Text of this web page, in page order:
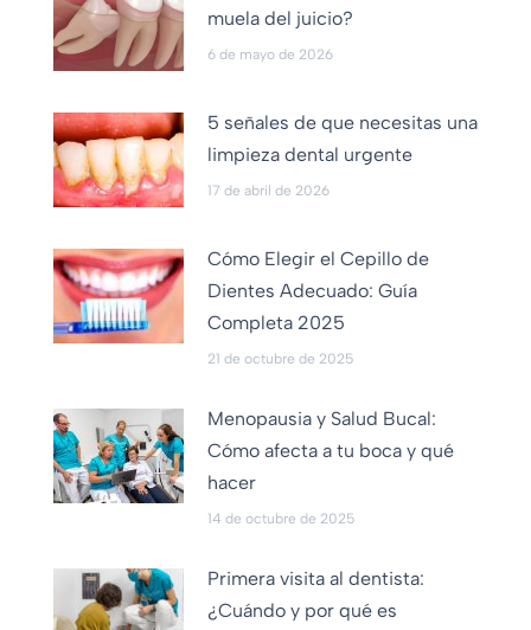
muela del juicio?
6 de mayo de 2026
5 señales de que necesitas una
limpieza dental urgente
17 de abril de 2026
Cómo Elegir el Cepillo de
Dientes Adecuado: Guía
Completa 2025
21 de octubre de 2025
Menopausia y Salud Bucal:
Cómo afecta a tu boca y qué
hacer
14 de octubre de 2025
Primera visita al dentista:
¿Cuándo y por qué es